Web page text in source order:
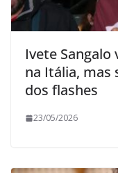
Ivete
na Itália, mas
dos flashes
23/05/2026